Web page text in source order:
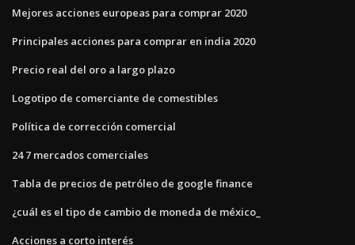
Mejores acciones europeas para comprar 2020
Principales acciones para comprar en india 2020
Precio real del oro a largo plazo
Logotipo de comerciante de comestibles
Política de corrección comercial
24 7 mercados comerciales
Tabla de precios de petróleo de google finance
¿cuál es el tipo de cambio de moneda de méxico_
Acciones a corto interés